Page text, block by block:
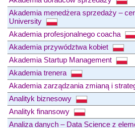
Akademia menedżera sprzedaży –
University
Akademia profesjonalnego coacha
Akademia przywództwa kobiet
Akademia Startup Management
Akademia trenera
Akademia zarządzania zmianą i
Analityk biznesowy
Analityk finansowy
Analiza danych – Data Science z